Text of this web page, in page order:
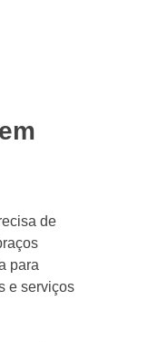
de
para
e serviços